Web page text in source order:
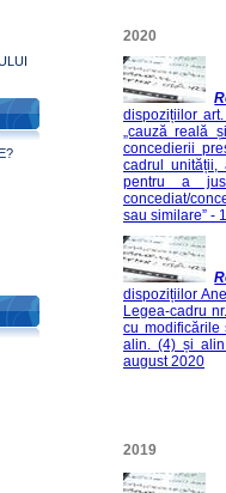
2020
dispozițiilor
„cauză reală
concedierii
cadrul unității,
pentru a
concediat/
sau similare” -
dispozițiilor
Legea-cadru
cu modificările
alin. (4) și
august 2020
2019